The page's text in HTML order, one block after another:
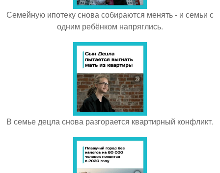
Семейную ипотеку снова собираются менять - и семьи с
одним ребёнком напряглись.
В семье децла снова разгорается квартирный конфликт.